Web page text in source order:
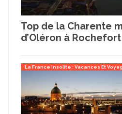
Top de la Charente
d’Oléron à Rochefort
La France Insolite : Vacances Et